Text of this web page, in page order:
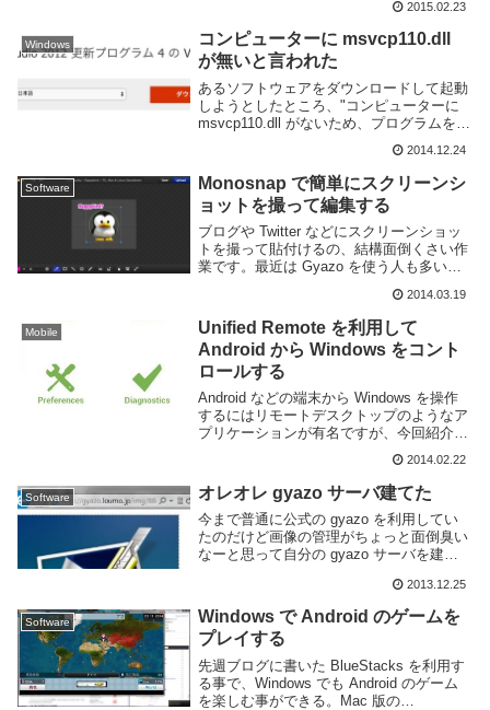
の問題を解決するには、プログラムを再イ
ンストールしてみてください。」...
2015.02.23
Windows
コンピューターに msvcp110.dll
が無いと言われた
あるソフトウェアをダウンロードして起動
しようとしたところ、"コンピューターに
msvcp110.dll がないため、プログラムを開
プログラムを再インストールしてみてくだ
さい。" とエラーダイアログが表示...
2014.12.24
Software
Monosnap で簡単にスクリーンシ
ョットを撮って編集する
ブログや Twitter などにスクリーンショッ
トを撮って貼付けるの、結構面倒くさい作
業です。最近は Gyazo を使う人も多いで
きない。かといって画像編集ソフトを使う
のも大げさすぎる。というわけで便利...
2014.03.19
Mobile
Unified Remote を利用して
Android から Windows をコント
ロールする
Android などの端末から Windows を操作
するにはリモートデスクトップのようなア
プリケーションが有名ですが、今回紹介す
めの端末にしてしまう Unified Remote
と...
2014.02.22
Software オレオレ gyazo サーバ建てた
今まで普通に公式の gyazo を利用してい
たのだけど画像の管理がちょっと面倒臭い
なーと思って自分の gyazo サーバを建て
ーバは gyazo の github にあるのでそれを
そのまま利用しま...
2013.12.25
Software
Windows で Android のゲームを
プレイする
先週ブログに書いた BlueStacks を利用す
る事で、Windows でも Android のゲーム
を楽しむ事ができる。Mac 版の